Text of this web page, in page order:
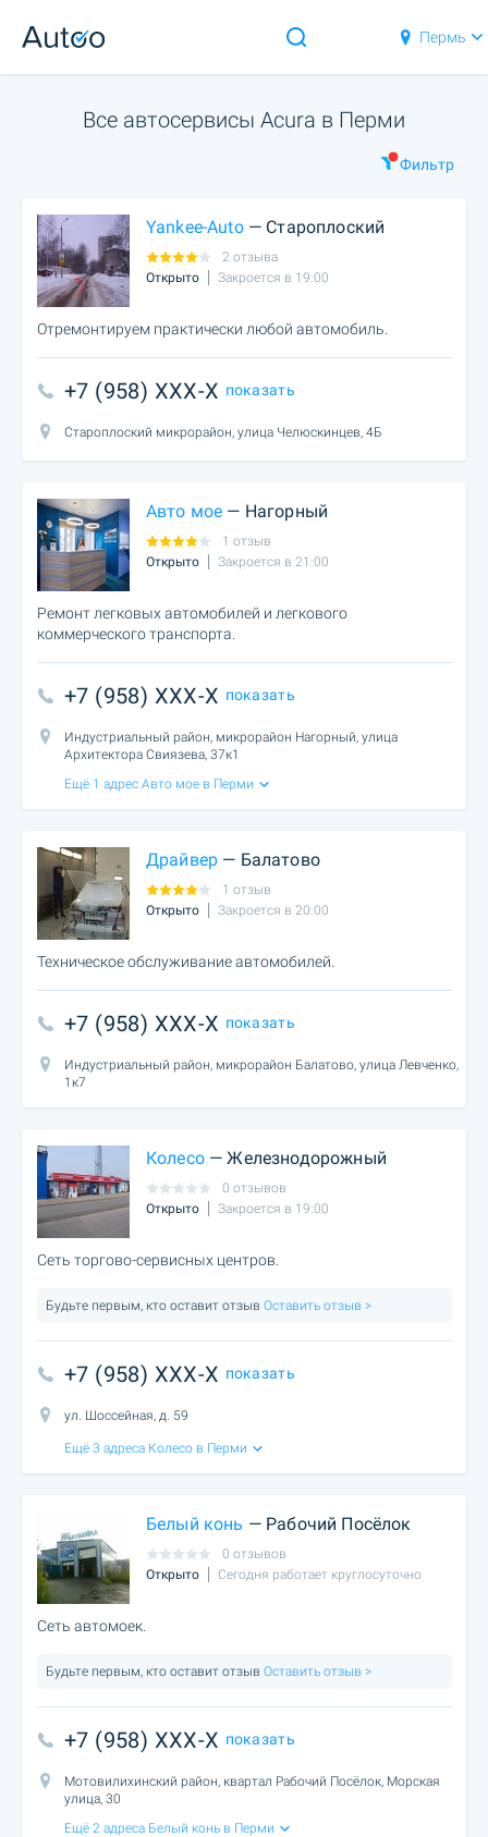
Пермь
Все автосервисы Acura в Перми
Фильтр
Yankee-Auto— Староплоский
2 отзыва
Открыто
Закроется в 19:00
Отремонтируем практически любой автомобиль.
+7 (958) XXX-X показать
Староплоский микрорайон, улица Челюскинцев, 4Б
Авто мое — Нагорный
1 отзыв
Открыто
Закроется в 21:00
Ремонт легковых автомобилей и легкового
коммерческого транспорта.
+7 (958) XXX-X показать
Индустриальный район, микрорайон Нагорный, улица
Архитектора Свиязева, 37к1
Ещё 1 адрес Авто мое в Перми
Драйвер — Балатово
1 отзыв
Открыто
Закроется в 20:00
Техническое обслуживание автомобилей.
+7 (958) XXX-X показать
Индустриальный район, микрорайон Балатово, улица Левченко,
1к7
Колесо— Железнодорожный
0 отзывов
Открыто
Закроется в 19:00
Сеть торгово-сервисных центров.
Будьте первым, кто оставит отзыв Оставить отзыв >
+7 (958) XXX-X показать
ул. Шоссейная, д. 59
Ещё 3 адреса Колесо в Перми
Белый конь — Рабочий Посёлок
0 отзывов
Открыто
Сегодня работает круглосуточно
Сеть автомоек.
Будьте первым, кто оставит отзыв Оставить отзыв >
+7 (958) XXX-X показать
Мотовилихинский район, квартал Рабочий Посёлок, Морская
улица, 30
Ещё 2 адреса Белый конь в Перми